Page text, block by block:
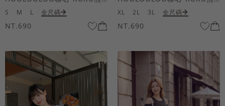
S M L 全尺碼
NT.690
XL 2L 3L 全尺碼
NT.690